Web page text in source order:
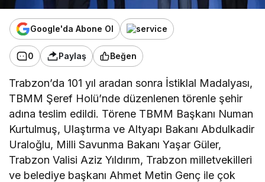
Google'da Abone Ol
0 Paylaş Beğen
Trabzon’da 101 yıl aradan sonra İstiklal Madalyası,
TBMM Şeref Holü’nde düzenlenen törenle şehir
adına teslim edildi. Törene TBMM Başkanı Numan
Kurtulmuş, Ulaştırma ve Altyapı Bakanı Abdulkadir
Uraloğlu, Milli Savunma Bakanı Yaşar Güler,
Trabzon Valisi Aziz Yıldırım, Trabzon milletvekilleri
ve belediye başkanı Ahmet Metin Genç ile çok